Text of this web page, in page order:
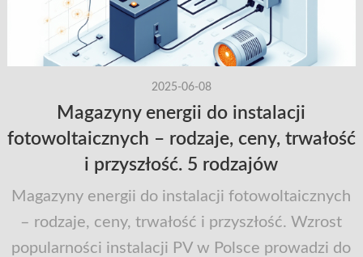
2025-06-08
Magazyny energii do instalacji
fotowoltaicznych – rodzaje, ceny, trwałość
i przyszłość. 5 rodzajów
Magazyny energii do instalacji fotowoltaicznych
– rodzaje, ceny, trwałość i przyszłość. Wzrost
popularności instalacji PV w Polsce prowadzi do